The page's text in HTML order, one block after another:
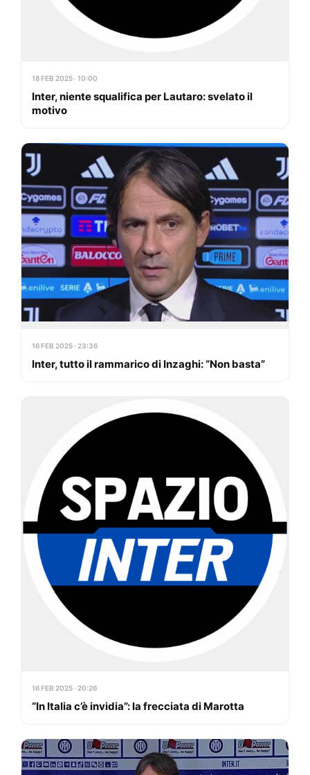
18 FEB 2025 · 10:00
Inter, niente squalifica per Lautaro: svelato il
motivo
16 FEB 2025 · 23:36
Inter, tutto il rammarico di Inzaghi: “Non basta”
16 FEB 2025 · 20:26
“In Italia c’è invidia”: la frecciata di Marotta